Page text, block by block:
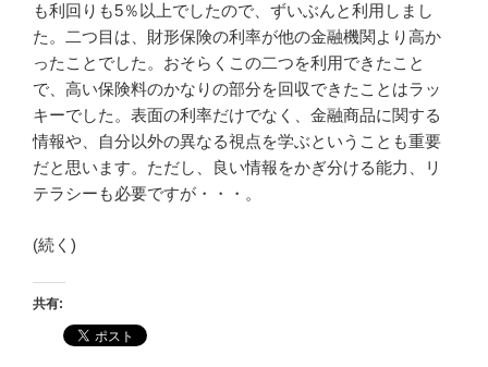
も利回りも5％以上でしたので、ずいぶんと利用しまし
た。二つ目は、財形保険の利率が他の金融機関より高か
ったことでした。おそらくこの二つを利用できたこと
で、高い保険料のかなりの部分を回収できたことはラッ
キーでした。表面の利率だけでなく、金融商品に関する
情報や、自分以外の異なる視点を学ぶということも重要
だと思います。ただし、良い情報をかぎ分ける能力、リ
テラシーも必要ですが・・・。
(続く)
共有: